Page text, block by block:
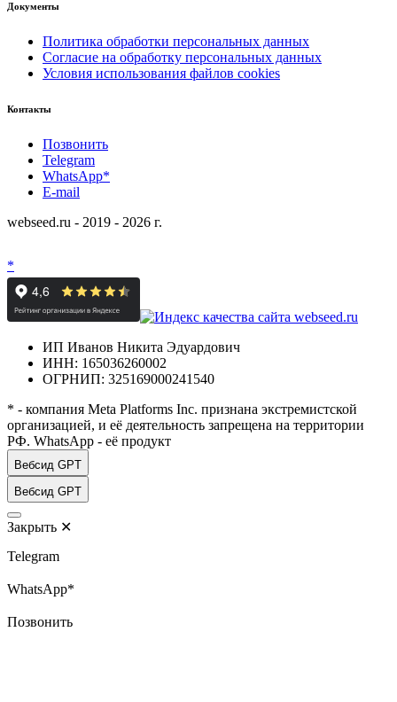
Документы
Политика обработки персональных данных
Согласие на обработку персональных данных
Условия использования файлов cookies
Контакты
Позвонить
Telegram
WhatsApp*
E-mail
webseed.ru - 2019 - 2026 г.
*
ИП Иванов Никита Эдуардович
ИНН: 165036260002
ОГРНИП: 325169000241540
* - компания Meta Platforms Inc. признана экстремистской
организацией, и её деятельность запрещена на территории
РФ. WhatsApp - её продукт
Вебсид GPT
Вебсид GPT
Закрыть ✕
Telegram
WhatsApp*
Позвонить